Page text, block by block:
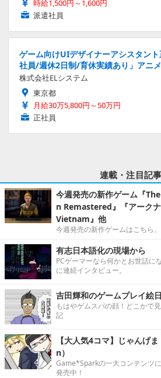
時給1,500円～1,600円
派遣社員
ゲーム向けUIデザイナーアシスタン
社員/週休2日制/育休実績あり」アニ
株式会社ELシステム
東京都
月給30万5,800円～50万円
正社員
連載・注目記事
今週発売の新作ゲーム『
n Remastered』『アーク
Vietnam』他
今週発売の新作ゲームはこちら。
有志日本語化の現場から
PCゲーマーなら何かとお世話に
に連続インタビュー。
吉田輝和のゲームプレイ絵
もはやゲムスパの顔！どこかで
記
【大人気4コマ】じゃんげ
n）
Game*Sparkの一大コンテンツ
発売中！